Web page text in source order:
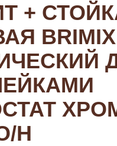
+
BRIMIX
Н